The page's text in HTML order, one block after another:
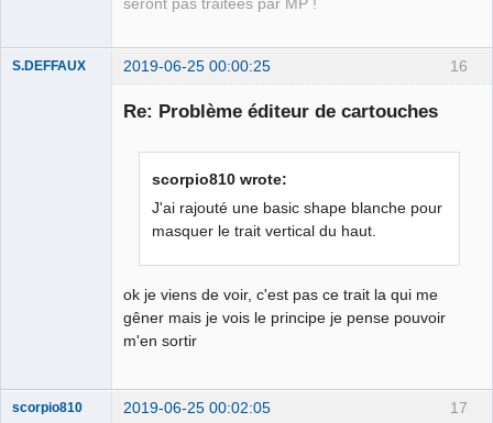
seront pas traitées par MP !
16
S.DEFFAUX 2019-06-25 00:00:25
Re: Problème éditeur de cartouches
scorpio810 wrote:
J'ai rajouté une basic shape blanche pour
masquer le trait vertical du haut.
ok je viens de voir, c'est pas ce trait la qui me
gêner mais je vois le principe je pense pouvoir
m'en sortir
17
scorpio810 2019-06-25 00:02:05